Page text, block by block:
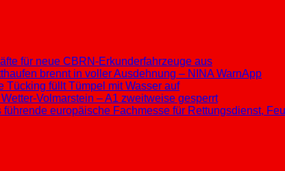
für neue CBRN-Erkunderfahrzeuge aus
brennt in voller Ausdehnung – NINA WarnApp
Tücking füllt Tümpel mit Wasser auf
Volmarstein – A1 zweitweise gesperrt
europäische Fachmesse für Rettungsdienst,